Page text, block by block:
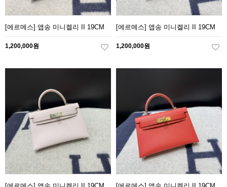
[에르메스] 앱송 미니켈리 II 19CM
1,200,000원
[에르메스] 앱송 미니켈리 II 19CM
1,200,000원